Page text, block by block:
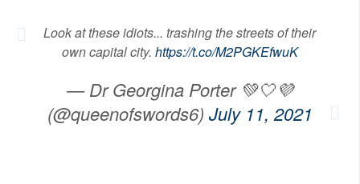
Look at these idiots... trashing the streets of their
own capital city. https://t.co/M2PGKEfwuK
— Dr Georgina Porter 💚🤍💜
(@queenofswords6) July 11, 2021